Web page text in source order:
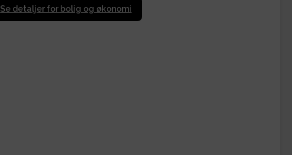
Se detaljer for bolig og økonomi